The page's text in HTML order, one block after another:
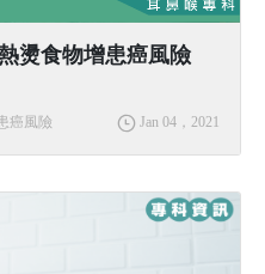
燙食物增患癌風險
癌風險 Jan 04，2021